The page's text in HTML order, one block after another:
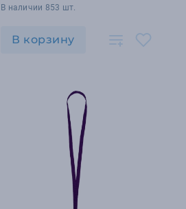
В наличии 853 шт.
В корзину